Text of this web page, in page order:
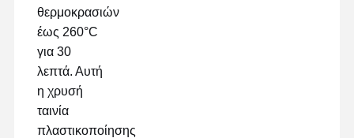
Αρχική
Σελίδα
θερμοκρασιών
έως 260°C
για 30
λεπτά. Αυτή
η χρυσή
ταινία
πλαστικοποίησης